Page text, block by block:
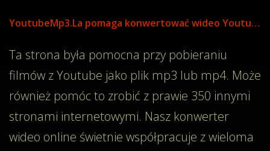
YoutubeMp3.La pomaga konwertować wideo Youtube do mp3
Ta strona była pomocna przy pobieraniu
filmów z Youtube jako plik mp3 lub mp4. Może
również pomóc to zrobić z prawie 350 innymi
stronami internetowymi. Nasz konwerter
wideo online świetnie współpracuje z wieloma